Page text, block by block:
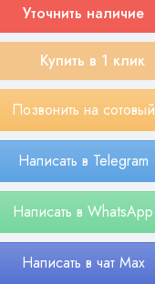
Уточнить наличие
Купить в 1 клик
Позвонить на сотовый
Написать в Telegram
Написать в WhatsApp
Написать в чат Max